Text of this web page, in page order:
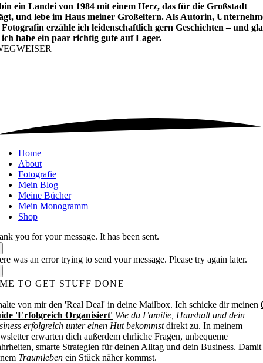
ein Landei von 1984 mit einem Herz, das für die Großstadt
und lebe im Haus meiner Großeltern. Als Autorin,
erzähle ich leidenschaftlich gern Geschichten – und
habe ein paar richtig gute auf Lager.
Home
About
Fotografie
Mein Blog
Meine Bücher
Mein Monogramm
Shop
you for your message. It has been sent.
was an error trying to send your message. Please try again later.
TO GET STUFF DONE
von mir den 'Real Deal' in deine Mailbox. Ich schicke dir meinen
'Erfolgreich Organisiert' Wie du Familie, Haushalt und dein
erfolgreich unter einen Hut bekommstdirekt zu. In meinem
erwarten dich außerdem ehrliche Fragen, unbequeme
smarte Strategien für deinen Alltag und dein Business.
Traumleben ein Stück näher kommst.